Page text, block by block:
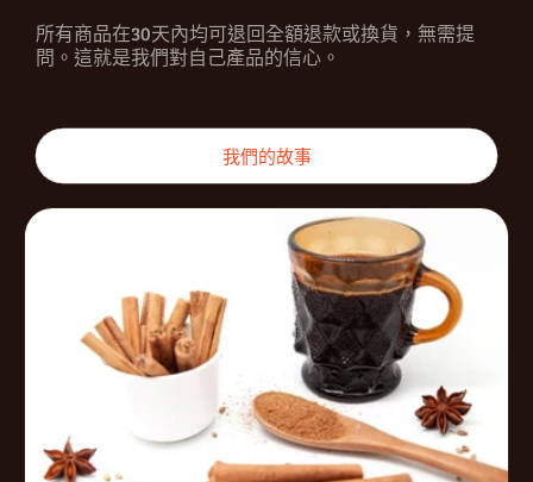
所有商品在30天內均可退回全額退款或換貨，無需提
問。這就是我們對自己產品的信心。
我們的故事